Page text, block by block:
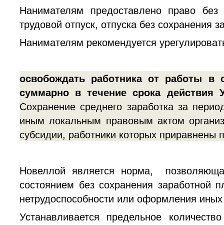
Нанимателям предоставлено право без
трудовой отпуск, отпуска без
Нанимателям рекомендуется
освобождать работника от работы
суммарно в течение срока действия
Сохранение среднего заработка за
иным локальным правовым актом
субсидии, работники которых приравнены
Новеллой является норма,
состоянием без сохранения заработной
нетрудоспособности или оформления
Устанавливается предельное